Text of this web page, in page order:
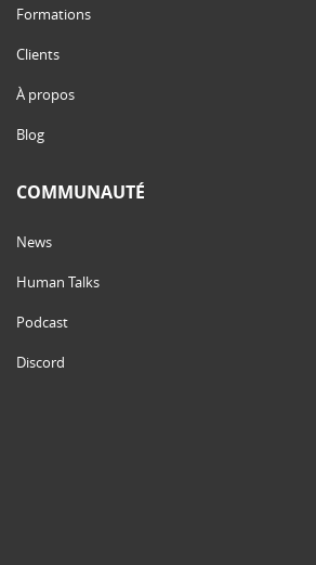
Formations
Clients
À propos
Blog
COMMUNAUTÉ
News
Human Talks
Podcast
Discord